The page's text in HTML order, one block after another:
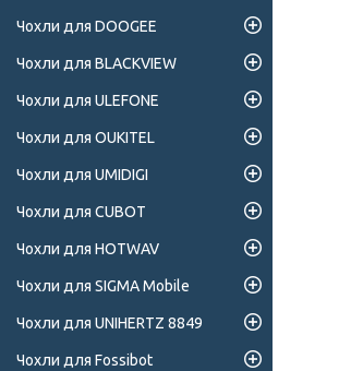
Чохли для DOOGEE
Чохли для BLACKVIEW
Чохли для ULEFONE
Чохли для OUKITEL
Чохли для UMIDIGI
Чохли для CUBOT
Чохли для HOTWAV
Чохли для SIGMA Mobile
Чохли для UNIHERTZ 8849
Чохли для Fossibot